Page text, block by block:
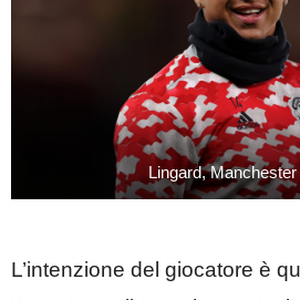
Lingard,
L’intenzione del giocatore è